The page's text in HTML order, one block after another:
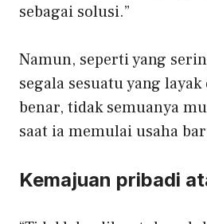
sebagai solusi.”
Namun, seperti yang
segala sesuatu yang
benar, tidak semuanya
saat ia memulai usaha
Kemajuan pribadi